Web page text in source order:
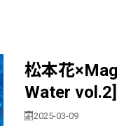
松本花
Water vol.2]
2025-03-09